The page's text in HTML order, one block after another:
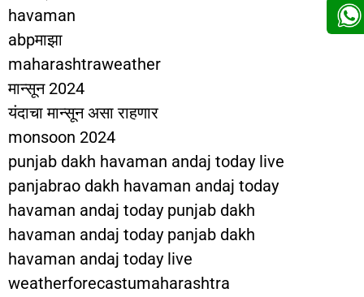
havaman
abpमाझा
maharashtraweather
मान्सून 2024
यंदाचा मान्सून असा राहणार
monsoon 2024
punjab dakh havaman andaj today live
panjabrao dakh havaman andaj today
havaman andaj today punjab dakh
havaman andaj today panjab dakh
havaman andaj today live
weatherforecastumaharashtra